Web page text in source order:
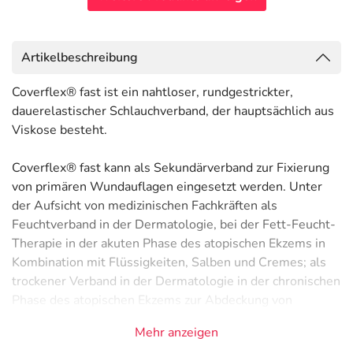
Artikelbeschreibung
Coverflex® fast ist ein nahtloser, rundgestrickter,
dauerelastischer Schlauchverband, der hauptsächlich aus
Viskose besteht.
Coverflex® fast kann als Sekundärverband zur Fixierung
von primären Wundauflagen eingesetzt werden. Unter
der Aufsicht von medizinischen Fachkräften als
Feuchtverband in der Dermatologie, bei der Fett-Feucht-
Therapie in der akuten Phase des atopischen Ekzems in
Kombination mit Flüssigkeiten, Salben und Cremes; als
trockener Verband in der Dermatologie in der chronischen
Phase des atopischen Ekzems zur Abdeckung von
Tinktur/Lotion, Pasten und als Unterzug zur Vorbeugung
Mehr anzeigen